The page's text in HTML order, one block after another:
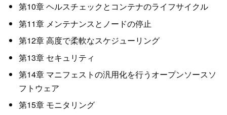
第10章 ヘルスチェックとコンテナのライフサイクル
第11章 メンテナンスとノードの停止
第12章 高度で柔軟なスケジューリング
第13章 セキュリティ
第14章 マニフェストの汎用化を行うオープンソースソ
フトウェア
第15章 モニタリング